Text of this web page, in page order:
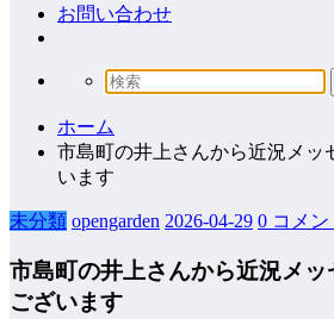
お問い合わせ
ホーム
市島町の井上さんから近況メッ
います
未分類 opengarden 2026-04-29 0 コメン
市島町の井上さんから近況メッ
ございます